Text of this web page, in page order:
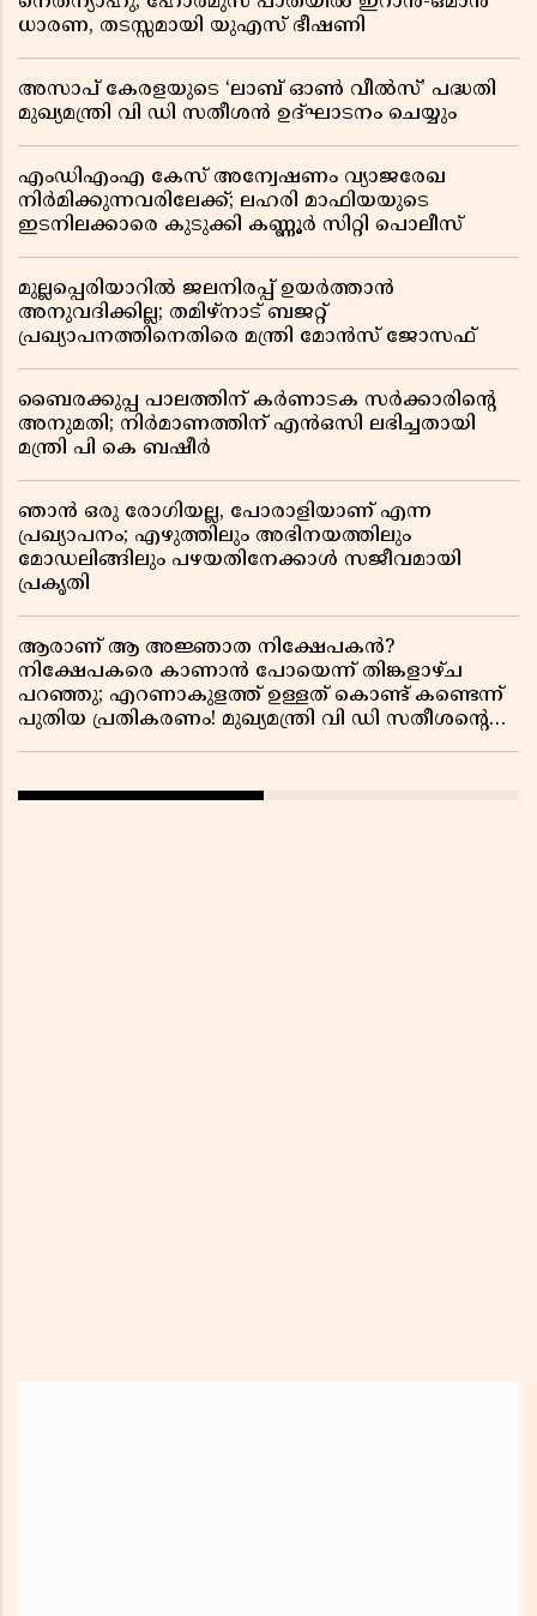
ധാരണ, തടസ്സമായി യുഎസ് ഭീഷണി
അസാപ് കേരളയുടെ ‘ലാബ് ഓൺ വീൽസ്’ പദ്ധതി
മുഖ്യമന്ത്രി വി ഡി സതീശൻ ഉദ്ഘാടനം ചെയ്യും
എംഡിഎംഎ കേസ് അന്വേഷണം വ്യാജരേഖ
നിർമിക്കുന്നവരിലേക്ക്; ലഹരി മാഫിയയുടെ
ഇടനിലക്കാരെ കുടുക്കി കണ്ണൂർ സിറ്റി പൊലീസ്
മുല്ലപ്പെരിയാറിൽ ജലനിരപ്പ് ഉയർത്താൻ
അനുവദിക്കില്ല; തമിഴ്നാട് ബജറ്റ്
പ്രഖ്യാപനത്തിനെതിരെ മന്ത്രി മോൻസ് ജോസഫ്
ബൈരക്കുപ്പ പാലത്തിന് കർണാടക സർക്കാരിൻ്റെ
അനുമതി; നിർമാണത്തിന് എൻഒസി ലഭിച്ചതായി
മന്ത്രി പി കെ ബഷീർ
ഞാൻ ഒരു രോഗിയല്ല, പോരാളിയാണ് എന്ന
പ്രഖ്യാപനം; എഴുത്തിലും അഭിനയത്തിലും
മോഡലിങ്ങിലും പഴയതിനേക്കാൾ സജീവമായി
പ്രകൃതി
ആരാണ് ആ അജ്ഞാത നിക്ഷേപകൻ?
നിക്ഷേപകരെ കാണാൻ പോയെന്ന് തിങ്കളാഴ്ച
പറഞ്ഞു; എറണാകുളത്ത് ഉള്ളത് കൊണ്ട് കണ്ടെന്ന്
പുതിയ പ്രതികരണം! മുഖ്യമന്ത്രി വി ഡി സതീശന്റെ